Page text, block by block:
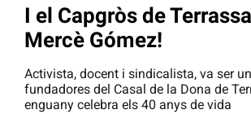
I el Capgròs de
Mercè Gómez!
Activista, docent i sindicalista, va ser
fundadores del Casal de la Dona de
enguany celebra els 40 anys de vida